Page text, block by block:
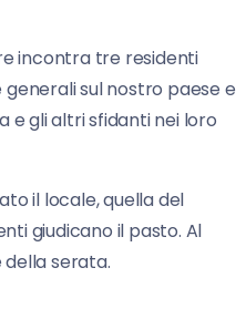
incontra tre residenti
sul nostro paese e
e gli altri sfidanti nei loro
il locale, quella del
giudicano il pasto. Al
serata.